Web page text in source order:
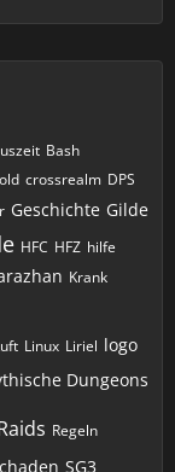
Bash
crossrealm DPS
Geschichte Gilde
HFC HFZ hilfe
Krank
Linux Liriel logo
Dungeons
Regeln
SG3